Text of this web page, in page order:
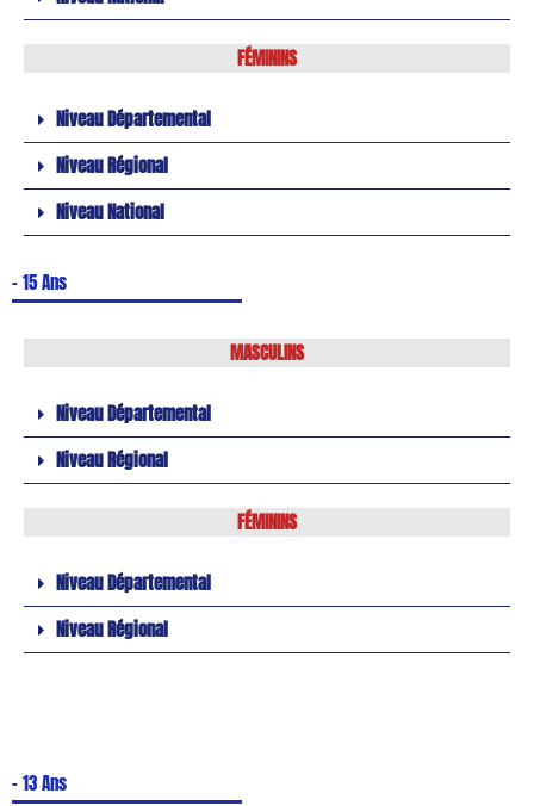
FÉMININS
Niveau Départemental
Niveau Régional
Niveau National
- 15 Ans
MASCULINS
Niveau Départemental
Niveau Régional
FÉMININS
Niveau Départemental
Niveau Régional
- 13 Ans